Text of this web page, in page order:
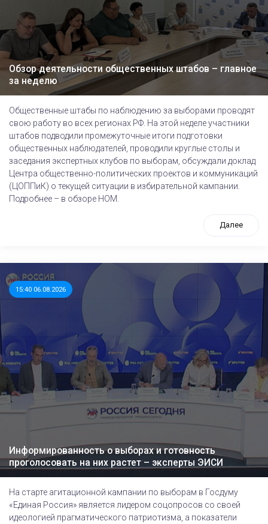
Обзор деятельности общественных штабов – главное
за неделю
Общественные штабы по наблюдению за выборами проводят
свою работу во всех регионах РФ. На этой неделе участники
штабов подводили промежуточные итоги подготовки
общественных наблюдателей, проводили круглые столы и
заседания экспертных клубов по выборам, обсуждали доклад
Центра общественно-политических проектов и коммуникаций
(ЦОППиК) о текущей ситуации в избирательной кампании.
Подробнее – в обзоре НОМ.
Далее
15:40 06.08.2026
Информированность о выборах и готовность
проголосовать на них растет – эксперты ЭИСИ
На старте агитационной кампании по выборам в Госдуму
«Единая Россия» является лидером соцопросов со своей
идеологией прагматического патриотизма, а показатели